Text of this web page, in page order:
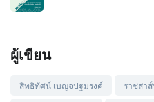
ผู้เขียน
สิทธิทัศน์ เบญจปฐมรงค์ ราชสา